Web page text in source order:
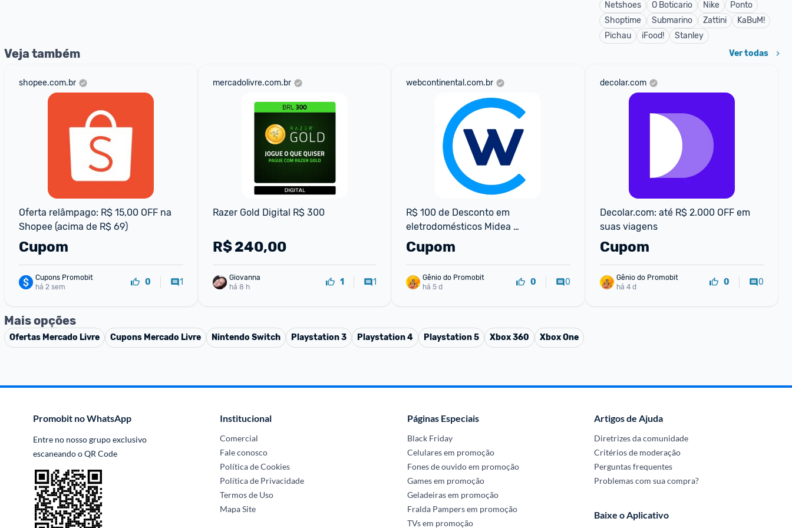
Netshoes
O Boticario Nike
Ponto
Shoptime
Submarino Zattini
KaBuM!
Pichau
iFood! Stanley
Veja também Ver todas
shopee.com.br
Oferta relâmpago: R$ 15,00 OFF na
Shopee (acima de R$ 69)
Cupom
Cupons Promobit
há 2 sem
0 1
mercadolivre.com.br
Razer Gold Digital R$ 300
R$240,00
Giovanna
há 8 h
1 1
webcontinental.com.br
R$ 100 de Desconto em
eletrodomésticos Midea
selecionados
Cupom
Gênio do Promobit
há 5 d
0 0
decolar.com
Decolar.com: até R$ 2.000 OFF em
suas viagens
Cupom
Gênio do Promobit
há 4 d
0 0
Mais opções
Ofertas Mercado Livre Cupons Mercado Livre Nintendo Switch Playstation 3 Playstation 4 Playstation 5 Xbox 360 Xbox One
Promobit no WhatsApp
Entre no nosso grupo exclusivo
escaneando o QR Code
Institucional
Comercial
Fale conosco
Política de Cookies
Política de Privacidade
Termos de Uso
Mapa Site
Páginas Especiais
Black Friday
Celulares em promoção
Fones de ouvido em promoção
Games em promoção
Geladeiras em promoção
Fralda Pampers em promoção
TVs em promoção
Artigos de Ajuda
Diretrizes da comunidade
Critérios de moderação
Perguntas frequentes
Problemas com sua compra?
Baixe o Aplicativo